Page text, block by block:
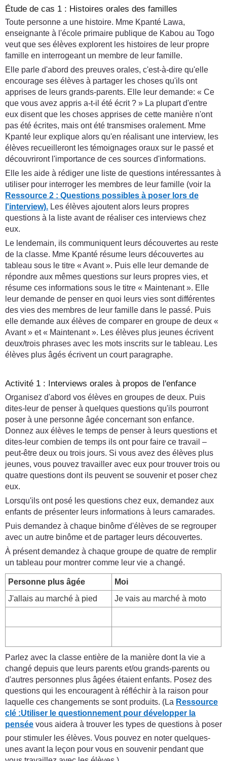
Étude de cas 1 : Histoires orales des familles
Toute personne a une histoire. Mme Kpanté Lawa,
enseignante à l'école primaire publique de Kabou au Togo
veut que ses élèves explorent les histoires de leur propre
famille en interrogeant un membre de leur famille.
Elle parle d'abord des preuves orales, c'est-à-dire qu'elle
encourage ses élèves à partager les choses qu'ils ont
apprises de leurs grands-parents. Elle leur demande: « Ce
que vous avez appris a-t-il été écrit ? » La plupart d'entre
eux disent que les choses apprises de cette manière n'ont
pas été écrites, mais ont été transmises oralement. Mme
Kpanté leur explique alors qu'en réalisant une interview, les
élèves recueilleront les témoignages oraux sur le passé et
découvriront l'importance de ces sources d'informations.
Elle les aide à rédiger une liste de questions intéressantes à
utiliser pour interroger les membres de leur famille (voir la
Ressource 2 : Questions possibles à poser lors de
l'interview). Les élèves ajoutent alors leurs propres
questions à la liste avant de réaliser ces interviews chez
eux.
Le lendemain, ils communiquent leurs découvertes au reste
de la classe. Mme Kpanté résume leurs découvertes au
tableau sous le titre « Avant ». Puis elle leur demande de
répondre aux mêmes questions sur leurs propres vies, et
résume ces informations sous le titre « Maintenant ». Elle
leur demande de penser en quoi leurs vies sont différentes
des vies des membres de leur famille dans le passé. Puis
elle demande aux élèves de comparer en groupe de deux «
Avant » et « Maintenant ». Les élèves plus jeunes écrivent
deux/trois phrases avec les mots inscrits sur le tableau. Les
élèves plus âgés écrivent un court paragraphe.
Activité 1 : Interviews orales à propos de l'enfance
Organisez d'abord vos élèves en groupes de deux. Puis
dites-leur de penser à quelques questions qu'ils pourront
poser à une personne âgée concernant son enfance.
Donnez aux élèves le temps de penser à leurs questions et
dites-leur combien de temps ils ont pour faire ce travail –
peut-être deux ou trois jours. Si vous avez des élèves plus
jeunes, vous pouvez travailler avec eux pour trouver trois ou
quatre questions dont ils peuvent se souvenir et poser chez
eux.
Lorsqu'ils ont posé les questions chez eux, demandez aux
enfants de présenter leurs informations à leurs camarades.
Puis demandez à chaque binôme d'élèves de se regrouper
avec un autre binôme et de partager leurs découvertes.
À présent demandez à chaque groupe de quatre de remplir
un tableau pour montrer comme leur vie a changé.
Personne plus âgée
Moi
J'allais au marché à pied
Je vais au marché à moto
Parlez avec la classe entière de la manière dont la vie a
changé depuis que leurs parents et/ou grands-parents ou
d'autres personnes plus âgées étaient enfants. Posez des
questions qui les encouragent à réfléchir à la raison pour
laquelle ces changements se sont produits. (La Ressource
clé :Utiliser le questionnement pour développer la
pensée vous aidera à trouver les types de questions à poser
pour stimuler les élèves. Vous pouvez en noter quelques-
unes avant la leçon pour vous en souvenir pendant que